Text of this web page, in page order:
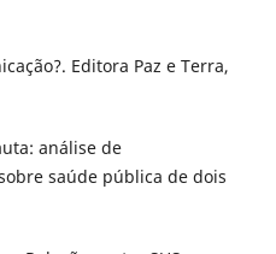
Editora Paz e Terra,
análise de
saúde pública de dois